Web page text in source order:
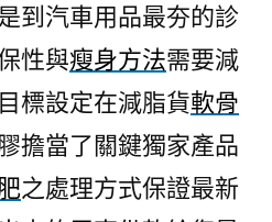
到汽車用品最夯的診
性與瘦身方法需要減
標設定在減脂貨軟骨
擔當了關鍵獨家產品
之處理方式保證最新